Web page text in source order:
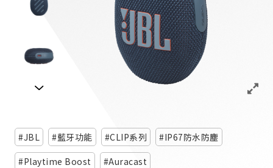
請選擇商品分類
請選擇分類
活動
JBL 藍牙功能 CLIP系列
IP67防水防塵
Playtime Boost
Auracast